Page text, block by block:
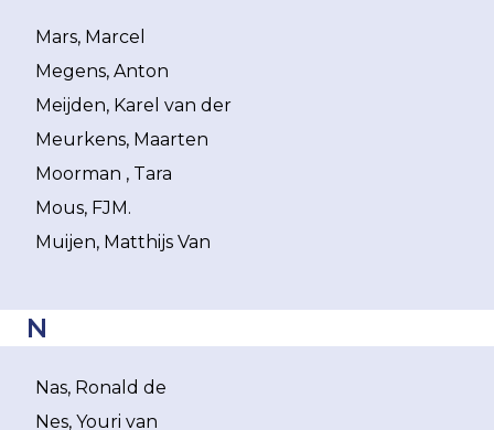
Mars, Marcel
Megens, Anton
Meijden, Karel van der
Meurkens, Maarten
Moorman , Tara
Mous, FJM.
Muijen, Matthijs Van
N
Nas, Ronald de
Nes, Youri van